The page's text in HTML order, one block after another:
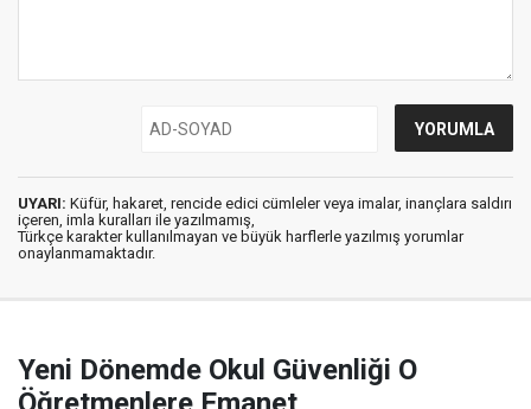
UYARI: Küfür, hakaret, rencide edici cümleler veya imalar, inançlara saldırı
içeren, imla kuralları ile yazılmamış,
Türkçe karakter kullanılmayan ve büyük harflerle yazılmış yorumlar
onaylanmamaktadır.
Yeni Dönemde Okul Güvenliği O